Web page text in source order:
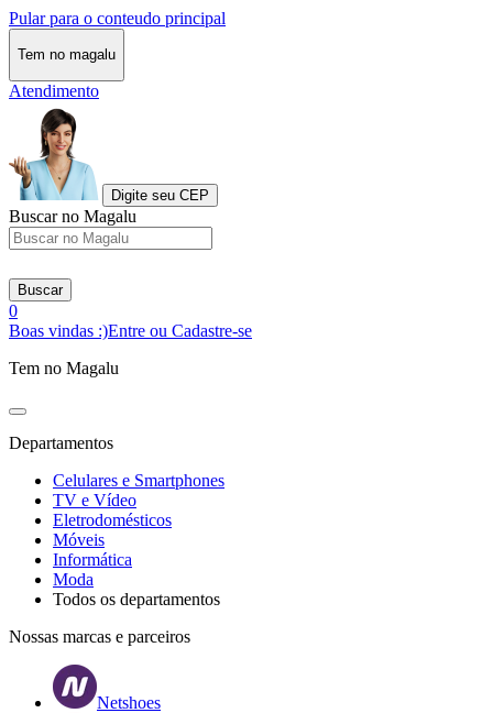
Pular para o conteudo principal
Tem no magalu
Atendimento
Digite seu CEP
Buscar no Magalu
Buscar
0
Boas vindas :)Entre ou Cadastre-se
Tem no Magalu
Departamentos
Celulares e Smartphones
TV e Vídeo
Eletrodomésticos
Móveis
Informática
Moda
Todos os departamentos
Nossas marcas e parceiros
Netshoes